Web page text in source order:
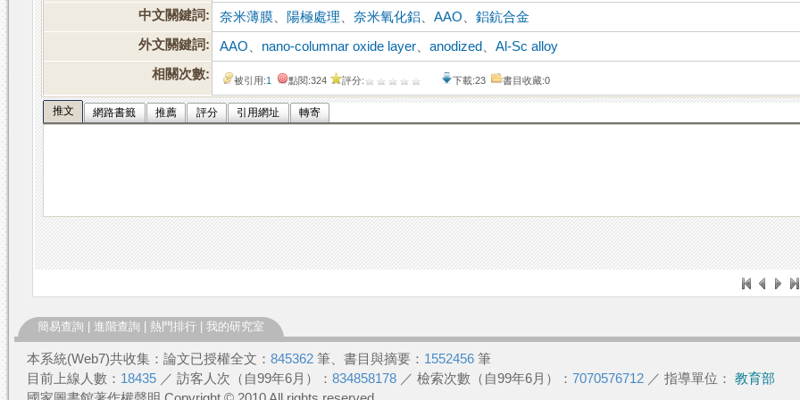
中文關鍵詞: 奈米薄膜 陽極處理 、奈米氧化鋁 、AAO 、鋁鈧合金
外文關鍵詞:
AAO nano-columnar oxide layer 、anodized 、Al-Sc alloy
相關次數:
被引用:1 點閱:324 評分: 下載:23 書目收藏:0
推文 網路書籤 推薦 評分 引用網址 轉寄
簡易查詢 進階查詢 熱門排行 我的研究室
本系統(Web7)共收集：論文已授權全文： 845362 筆、書目與摘要： 1552456 筆
目前上線人數： 18435 ／ 訪客人次（自99年6月）： 834858178 ／ 檢索次數（自99年6月）： 7070576712 ／ 指導單位： 教育部